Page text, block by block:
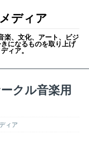
ディア
楽、文化、アート、ビジ
になるものを取り上げ
ィア。
クル音楽用
ィア